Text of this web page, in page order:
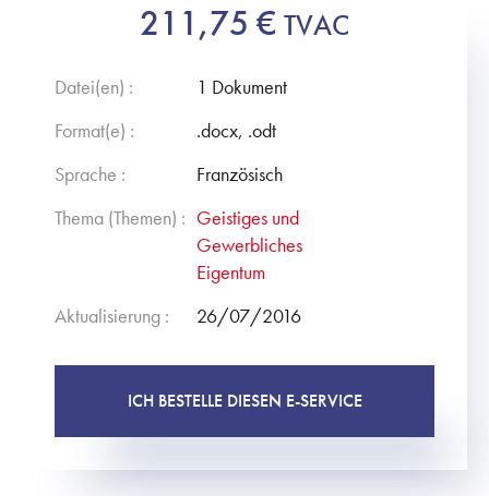
211,75 € TVAC
Datei(en) :
1 Dokument
Format(e) :
.docx, .odt
Sprache :
Französisch
Thema (Themen) : Geistiges und
Gewerbliches
Eigentum
Aktualisierung :
26/07/2016
ICH BESTELLE DIESEN E-SERVICE